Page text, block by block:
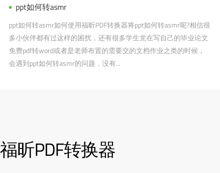
ppt如何转asmr
ppt如何转asmr如何使用福昕PDF转换器将ppt如何转asmr呢?相信很
多小伙伴都有过这样的困扰，还有很多学生党在写自己的毕业论文
免费pdf转word或者是老师布置的需要交的文档作业之类的时候，
会遇到ppt如何转asmr的问题，没有...
福昕PDF转换器